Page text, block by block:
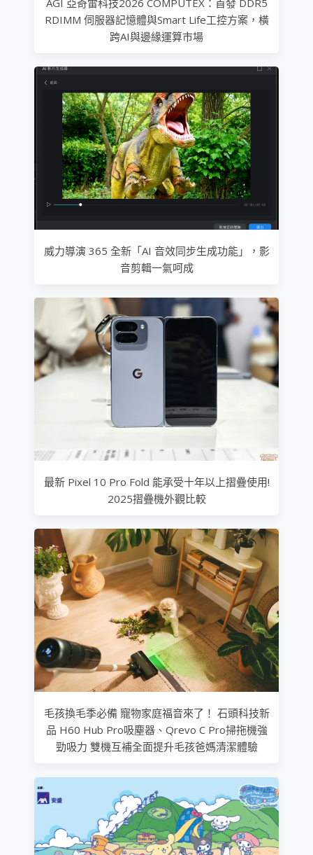
RDIMM 伺服器記憶體與Smart Life工控方案，橫
跨AI與邊緣運算市場
威力導演 365 全新「AI 音效同步生成功能」，影
音剪輯一氣呵成
最新 Pixel 10 Pro Fold 能承受十年以上摺疊使用!
2025摺疊機外觀比較
毛孩換毛季必備 寵物家庭福音來了！ 石頭科技新
品 H60 Hub Pro吸塵器、Qrevo C Pro掃拖機強
勁吸力 雙機互補全面提升毛孩爸媽清潔體驗